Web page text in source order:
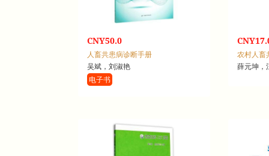
CNY50.0
人畜共患病诊断手册
吴斌，刘淑艳
电子书
农村人畜
薛元坤，